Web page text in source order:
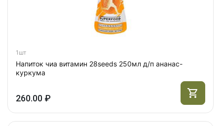
1шт
Напиток чиа витамин 28seeds 250мл д/п ананас-
куркума
260.00 ₽